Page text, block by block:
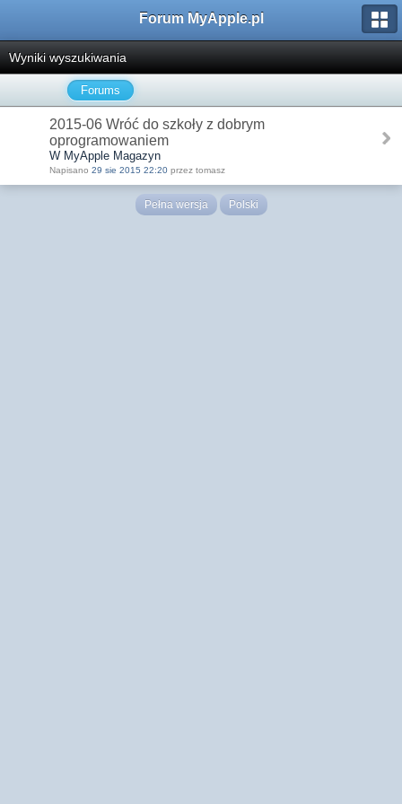
Forum MyApple.pl
Wyniki wyszukiwania
Forums
2015-06 Wróć do szkoły z dobrym
oprogramowaniem
W MyApple Magazyn
Napisano 29 sie 2015 22:20 przez tomasz
Pełna wersja Polski